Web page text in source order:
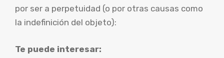
por ser a perpetuidad (o por otras causas como
la indefinición del objeto):
Te puede interesar: